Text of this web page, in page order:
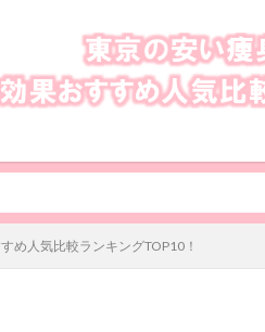
め人気比較ランキングTOP10！